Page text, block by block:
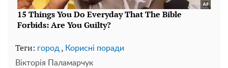
Теги: город , Корисні поради
Вікторія Паламарчук